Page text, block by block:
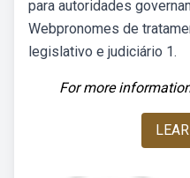
para autoridades
Webpronomes de
legislativo e judiciário 1.
For more